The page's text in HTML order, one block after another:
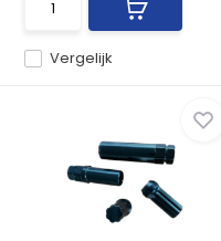
Vergelijk